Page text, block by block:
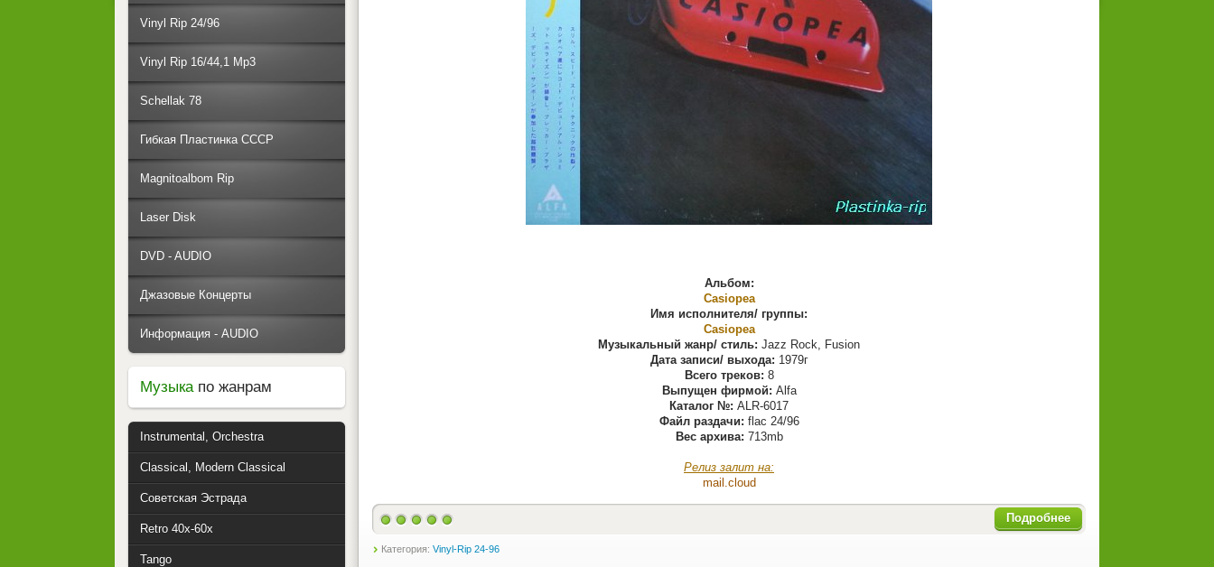
Альбом:
Casiopea
Имя исполнителя/ группы:
Casiopea
Музыкальный жанр/ стиль: Jazz Rock, Fusion
Дата записи/ выхода: 1979г
Всего треков: 8
Выпущен фирмой: Alfa
Каталог №: ALR-6017
Файл раздачи: flac 24/96
Вес архива: 713mb
Релиз залит на:
mail.cloud
Подробнее
Категория: Vinyl-Rip 24-96
Vinyl Rip 24/96
Vinyl Rip 16/44,1 Mp3
Schellak 78
Гибкая Пластинка СССР
Magnitoalbom Rip
Laser Disk
DVD - AUDIO
Джазовые Концерты
Информация - AUDIO
Музыкапо жанрам
Instrumental, Orchestra
Classical, Modern Classical
Советская Эстрада
Retro 40x-60x
Tango